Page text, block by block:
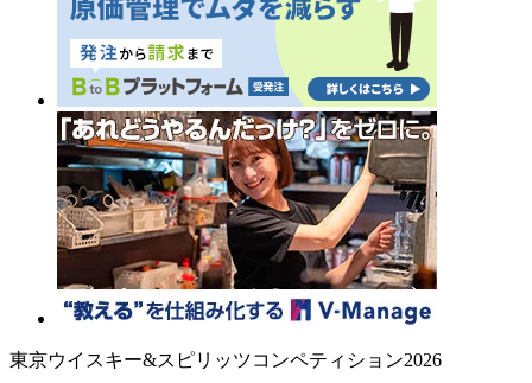
東京ウイスキー&スピリッツコンペティション2026